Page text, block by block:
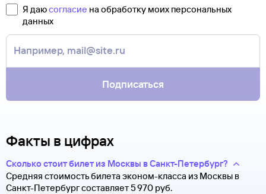
Туту.ру высылает маршрутную квитанцию по электронной
почте. Советуем распечатать ее и взять с собой в аэропорт.
за границей, хотя для посадки в самолет вам понадобится
только паспорт.
свою ситуацию. С вами свяжутся наши специалисты.
В письме, которое вы получите после заказа, будут
контакты агентства-партнера, через которое оформлен
билет. Вы можете связаться с ним напрямую.
Я даюсогласие на обработку моих персональных
данных
Подписаться
Факты в цифрах
Сколько стоит билет из Москвы в Санкт-Петербург?
Средняя стоимость билета эконом-класса из Москвы в
Санкт-Петербург составляет 5 ⁠970 руб.